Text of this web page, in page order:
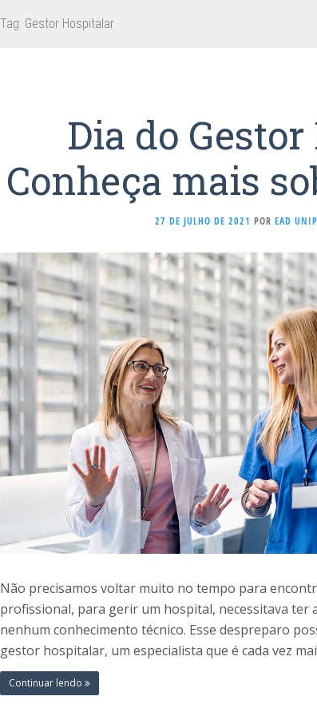
Tag: Gestor Hospitalar
Dia do
Conheça mais
27 DE JULHO DE 2021 POR EAD
Não precisamos voltar muito no tempo para
profissional, para gerir um hospital, necessitava ter
nenhum conhecimento técnico. Esse despreparo
gestor hospitalar, um especialista que é cada vez
Continuar lendo